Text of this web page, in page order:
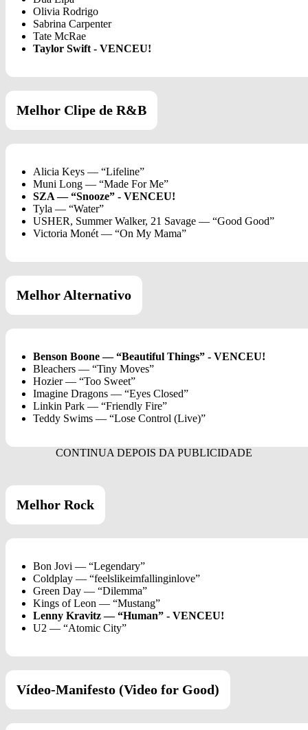
Olivia Rodrigo
Sabrina Carpenter
Tate McRae
Taylor Swift - VENCEU!
Melhor Clipe de R&B
Alicia Keys — “Lifeline”
Muni Long — “Made For Me”
SZA — “Snooze” - VENCEU!
Tyla — “Water”
USHER, Summer Walker, 21 Savage — “Good Good”
Victoria Monét — “On My Mama”
Melhor Alternativo
Benson Boone — “Beautiful Things” - VENCEU!
Bleachers — “Tiny Moves”
Hozier — “Too Sweet”
Imagine Dragons — “Eyes Closed”
Linkin Park — “Friendly Fire”
Teddy Swims — “Lose Control (Live)”
Melhor Rock
Bon Jovi — “Legendary”
Coldplay — “feelslikeimfallinginlove”
Green Day — “Dilemma”
Kings of Leon — “Mustang”
Lenny Kravitz — “Human” - VENCEU!
U2 — “Atomic City”
Vídeo-Manifesto (Video for Good)